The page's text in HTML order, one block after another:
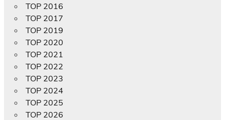
TOP 2016
TOP 2017
TOP 2019
TOP 2020
TOP 2021
TOP 2022
TOP 2023
TOP 2024
TOP 2025
TOP 2026